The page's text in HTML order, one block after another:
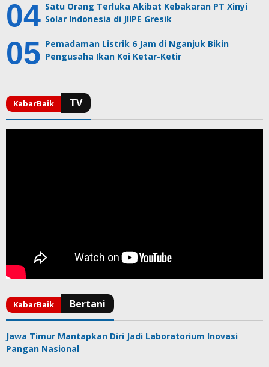
Satu Orang Terluka Akibat Kebakaran PT Xinyi
Solar Indonesia di JIIPE Gresik
Pemadaman Listrik 6 Jam di Nganjuk Bikin
Pengusaha Ikan Koi Ketar-Ketir
Jawa Timur Mantapkan Diri Jadi Laboratorium Inovasi
Pangan Nasional